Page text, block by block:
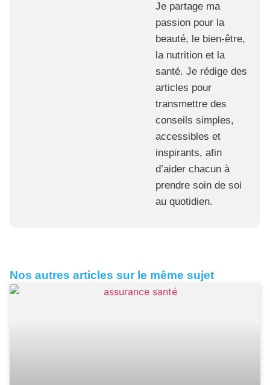
Je partage ma
passion pour la
beauté, le bien-être,
la nutrition et la
santé. Je rédige des
articles pour
transmettre des
conseils simples,
accessibles et
inspirants, afin
d’aider chacun à
prendre soin de soi
au quotidien.
Nos autres articles sur le même sujet